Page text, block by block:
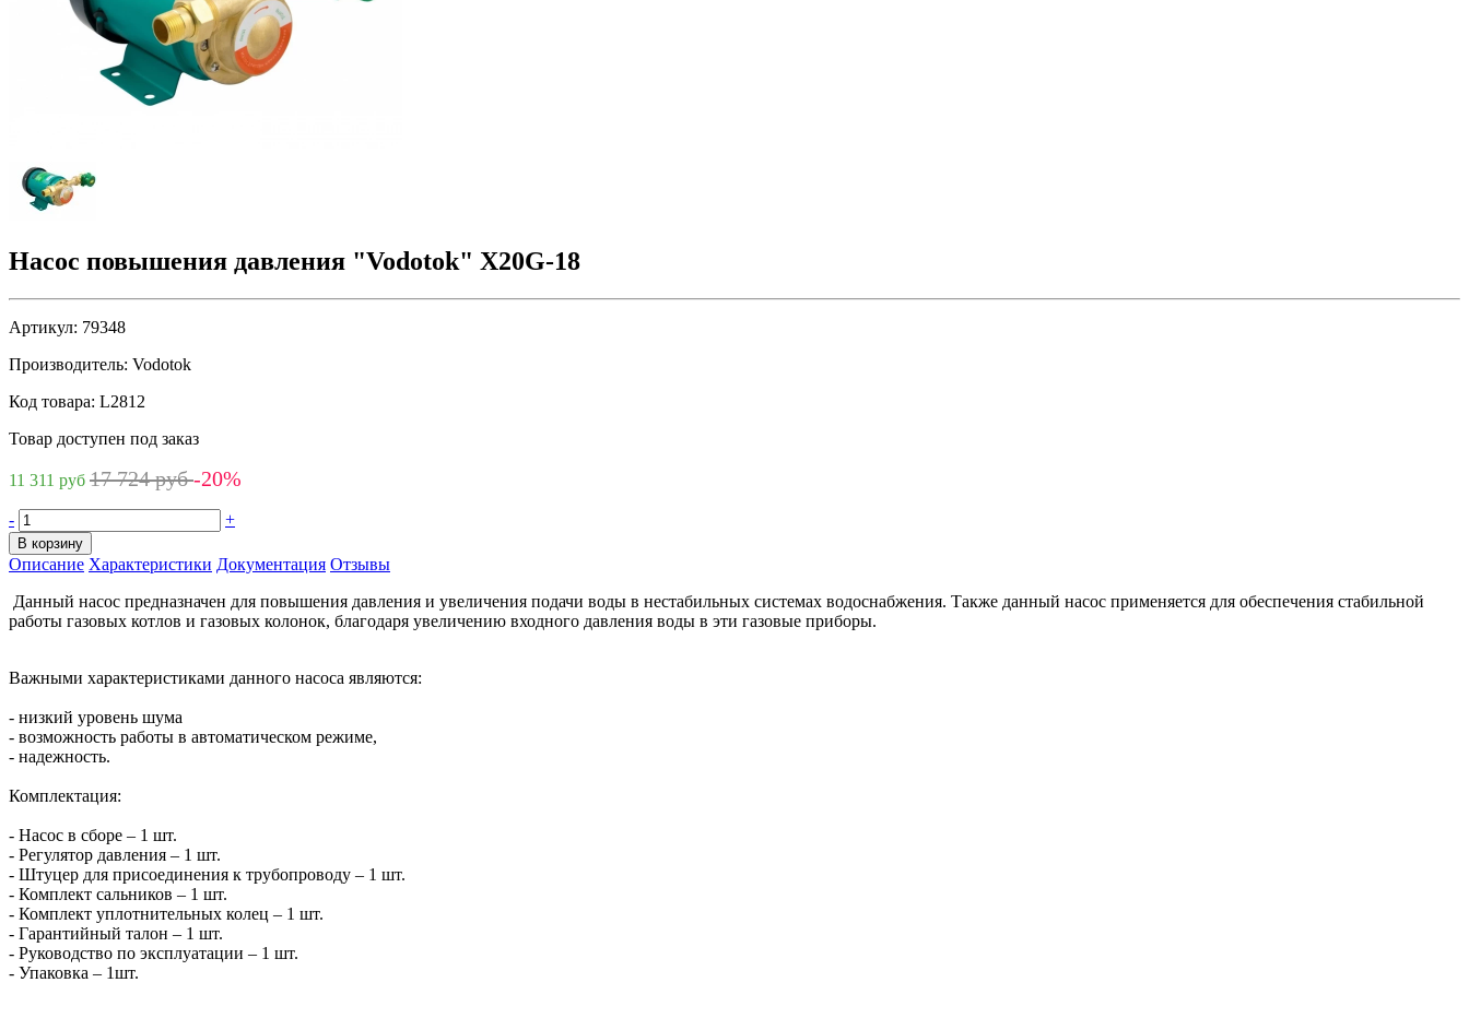
Насос повышения давления "Vodotok" X20G-18
Артикул: 79348
Производитель: Vodotok
Код товара: L2812
Товар доступен под заказ
11 311 руб 17 724 руб-20%
- +
В корзину
Описание Характеристики Документация Отзывы
Данный насос предназначен для повышения давления и увеличения подачи воды в нестабильных системах водоснабжения. Также данный насос применяется для обеспечения стабильной
работы газовых котлов и газовых колонок, благодаря увеличению входного давления воды в эти газовые приборы.
Важными характеристиками данного насоса являются:
- низкий уровень шума
- возможность работы в автоматическом режиме,
- надежность.
Комплектация:
- Насос в сборе – 1 шт.
- Регулятор давления – 1 шт.
- Штуцер для присоединения к трубопроводу – 1 шт.
- Комплект сальников – 1 шт.
- Комплект уплотнительных колец – 1 шт.
- Гарантийный талон – 1 шт.
- Руководство по эксплуатации – 1 шт.
- Упаковка – 1шт.